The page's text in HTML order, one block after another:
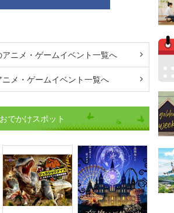
アニメ・ゲームイベント一覧へ
ニメ・ゲームイベント一覧へ
でかけスポット